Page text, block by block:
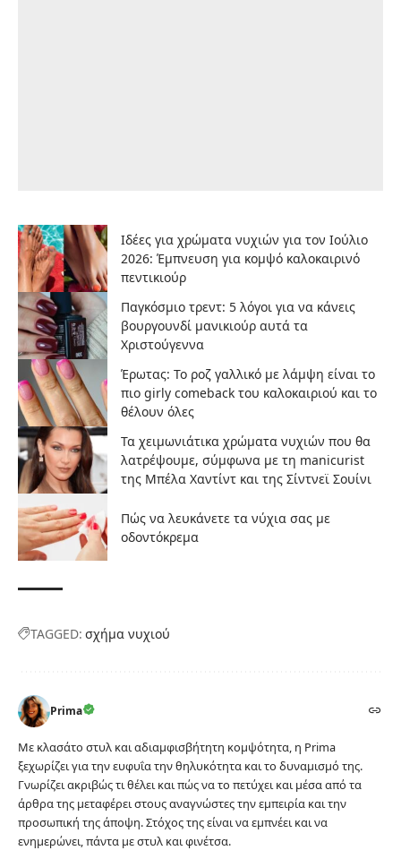
Ιδέες για χρώματα νυχιών για τον Ιούλιο
2026: Έμπνευση για κομψό καλοκαιρινό
πεντικιούρ
Παγκόσμιο τρεντ: 5 λόγοι για να κάνεις
βουργουνδί μανικιούρ αυτά τα
Χριστούγεννα
Έρωτας: Το ροζ γαλλικό με λάμψη είναι το
πιο girly comeback του καλοκαιριού και το
θέλουν όλες
Τα χειμωνιάτικα χρώματα νυχιών που θα
λατρέψουμε, σύμφωνα με τη manicurist
της Μπέλα Χαντίντ και της Σίντνεϊ Σουίνι
Πώς να λευκάνετε τα νύχια σας με
οδοντόκρεμα
TAGGED: σχήμα νυχιού
Prima
Με κλασάτο στυλ και αδιαμφισβήτητη κομψότητα, η Prima
ξεχωρίζει για την ευφυΐα την θηλυκότητα και το δυναμισμό της.
Γνωρίζει ακριβώς τι θέλει και πώς να το πετύχει και μέσα από τα
άρθρα της μεταφέρει στους αναγνώστες την εμπειρία και την
προσωπική της άποψη. Στόχος της είναι να εμπνέει και να
ενημερώνει, πάντα με στυλ και φινέτσα.